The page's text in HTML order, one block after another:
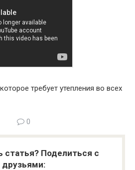
требует утепления во всех
0
статья? Поделиться с
друзьями: